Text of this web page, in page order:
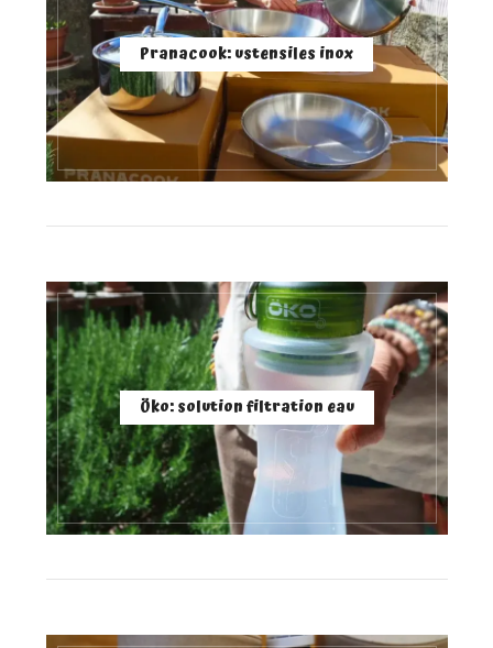
Pranacook: ustensiles inox
Öko: solution filtration eau